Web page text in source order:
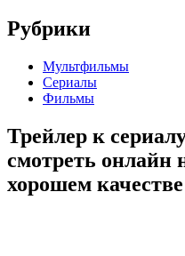
Рубрики
Мультфильмы
Сериалы
Фильмы
Трейлер к
cмотреть онлайн
хорошем качестве